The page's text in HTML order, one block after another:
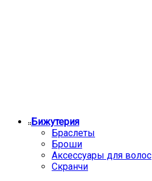
Бижутерия
Браслеты
Броши
Аксессуары для волос
Скранчи